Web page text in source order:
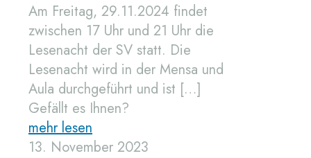
Am Freitag, 29.11.2024 findet
zwischen 17 Uhr und 21 Uhr die
Lesenacht der SV statt. Die
Lesenacht wird in der Mensa und
Aula durchgeführt und ist […]
Gefällt es Ihnen?
mehr lesen
13. November 2023